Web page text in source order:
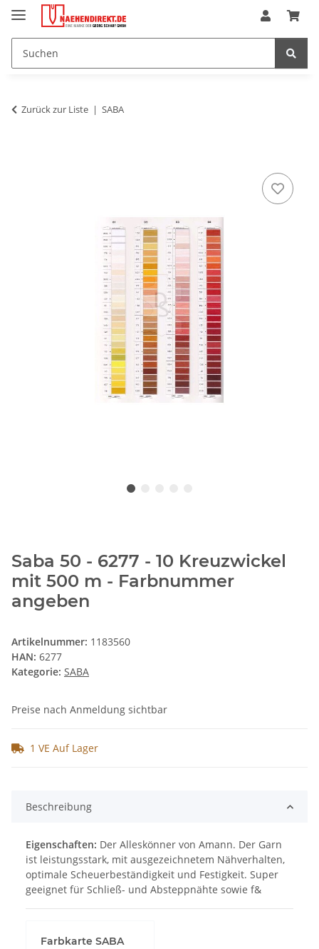
Zurück zur Liste SABA
Saba 50 - 6277 - 10 Kreuzwickel
mit 500 m - Farbnummer
angeben
Artikelnummer: 1183560
HAN: 6277
Kategorie: SABA
Preise nach Anmeldung sichtbar
1 VE Auf Lager
Beschreibung
Eigenschaften: Der Alleskönner von Amann. Der Garn
ist leistungsstark, mit ausgezeichnetem Nähverhalten,
optimale Scheuerbeständigkeit und Festigkeit. Super
geeignet für Schließ- und Absteppnähte sowie f&
Farbkarte SABA